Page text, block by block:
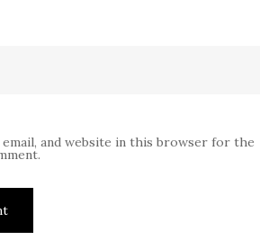
email, and website in this browser for the